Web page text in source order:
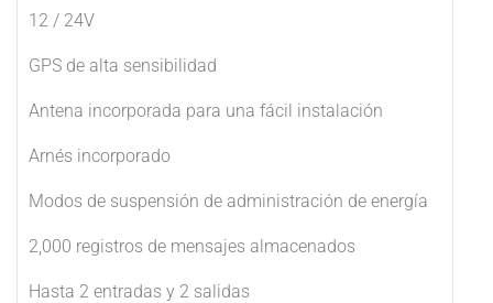
12 / 24V
GPS de alta sensibilidad
Antena incorporada para una fácil instalación
Arnés incorporado
Modos de suspensión de administración de energía
2,000 registros de mensajes almacenados
Hasta 2 entradas y 2 salidas